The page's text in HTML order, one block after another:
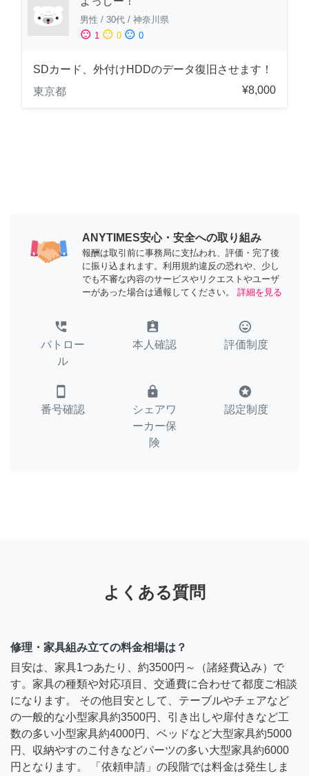
男性 / 30代 / 神奈川県
sentiment_satisfied 1 sentiment_neutral 0 sentiment_dissatisfied 0
SDカード、外付けHDDのデータ復旧させます！
東京都
¥8,000
ANYTIMES安心・安全への取り組み
報酬は取引前に事務局に支払われ、評価・完了後
に振り込まれます。利用規約違反の恐れや、少し
でも不審な内容のサービスやリクエストやユーザ
ーがあった場合は通報してください。
詳細を見る
perm_phone_msg
パトロー
ル
assignment_ind
本人確認
tag_faces
評価制度
smartphone
番号確認
lock
シェアワ
ーカー保
険
stars
認定制度
よくある質問
修理・家具組み立ての料金相場は？
目安は、家具1つあたり、約3500円～（諸経費込み）で
す。家具の種類や対応項目、交通費に合わせて都度ご相談
になります。 その他目安として、テーブルやチェアなど
の一般的な小型家具約3500円、引き出しや扉付きなど工
数の多い小型家具約4000円、ベッドなど大型家具約5000
円、収納やすのこ付きなどパーツの多い大型家具約6000
円となります。 「依頼申請」の段階では料金は発生しま